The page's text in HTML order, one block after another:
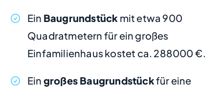
Ein Baugrundstück mit etwa 900
Quadratmetern für ein großes
Einfamilienhaus kostet ca. 288000 €.
Ein großes Baugrundstückfür eine